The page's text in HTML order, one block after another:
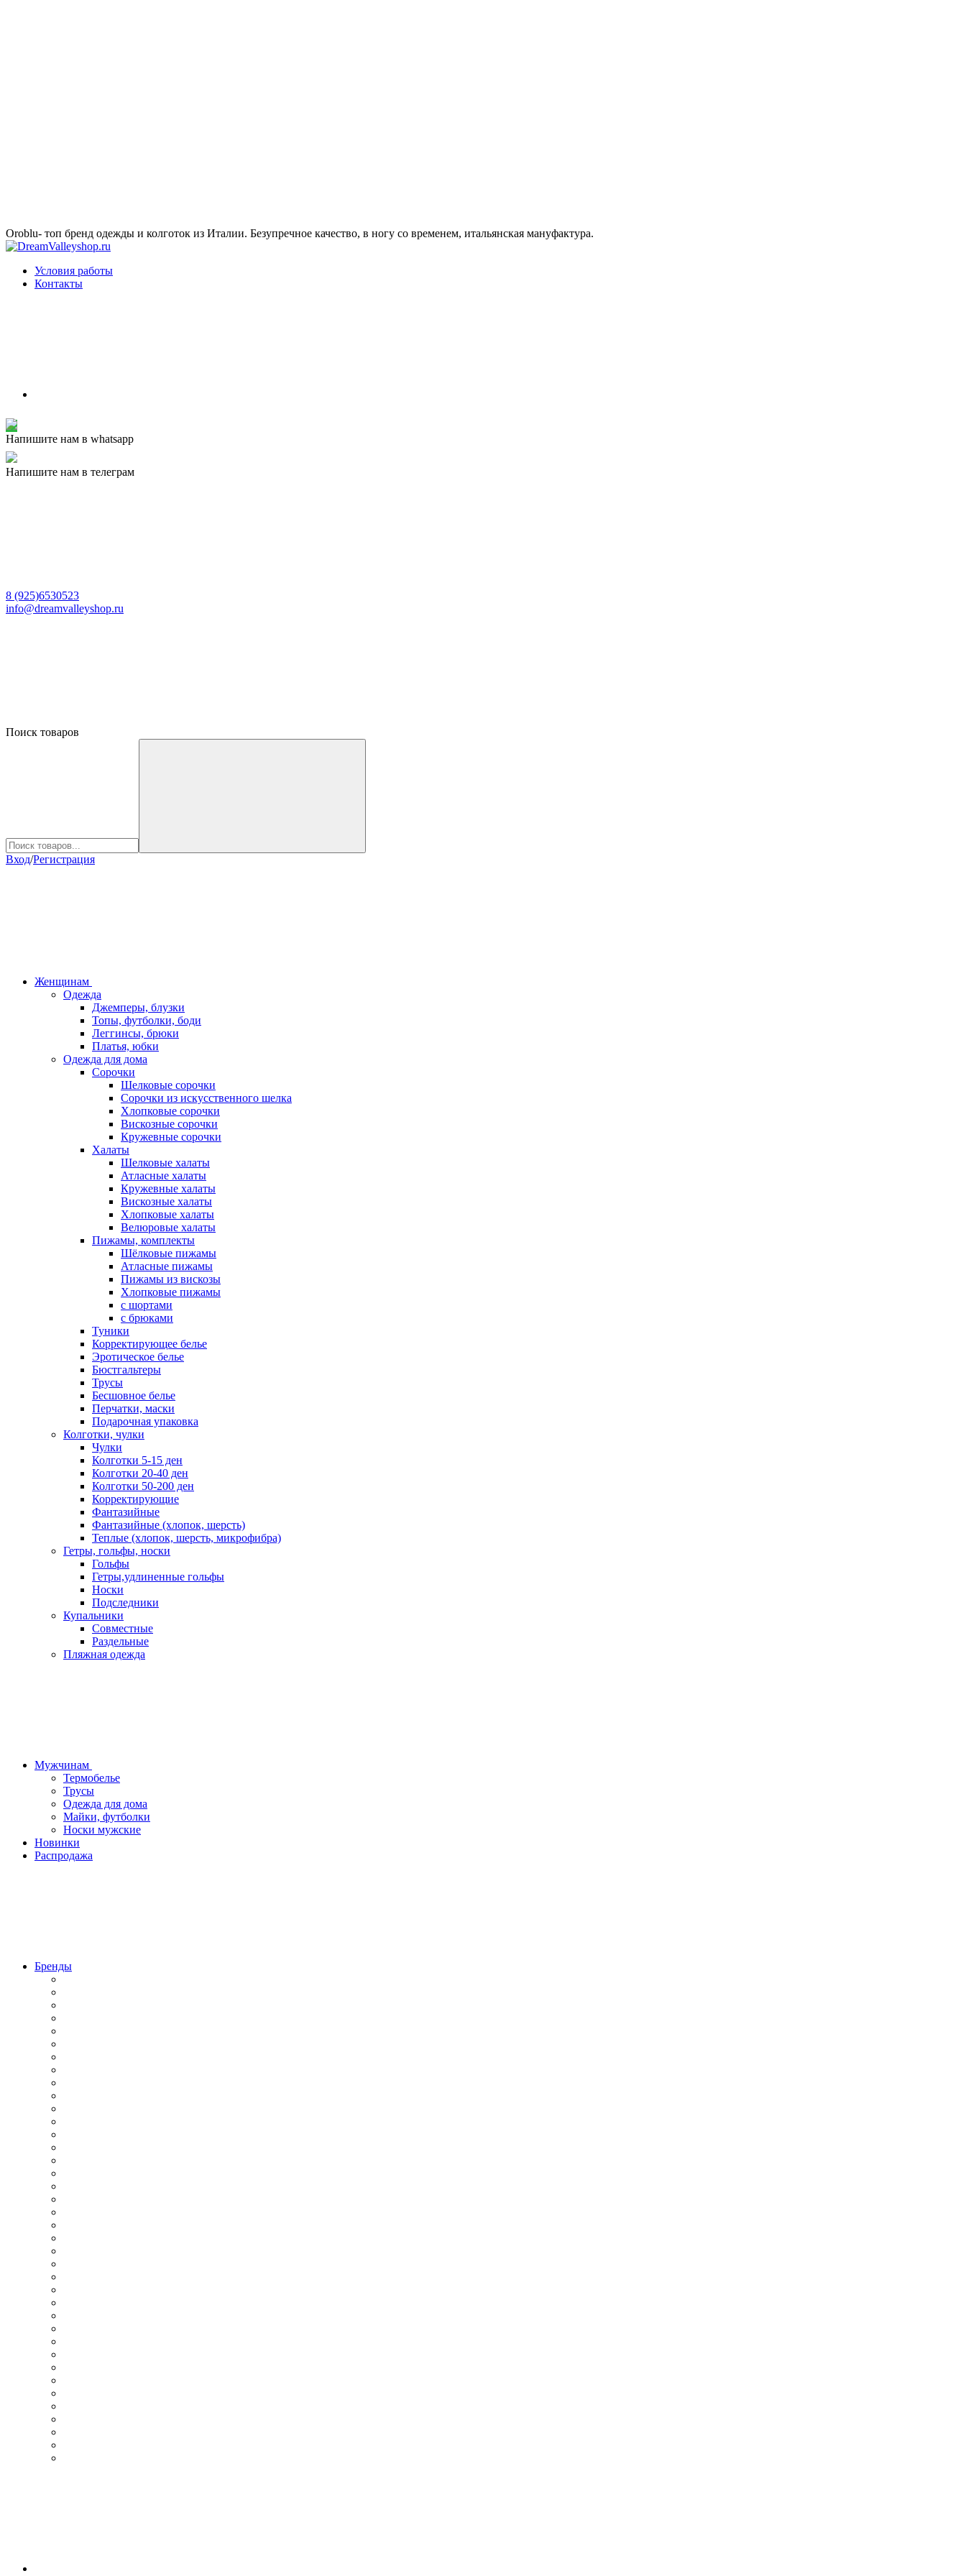
Oroblu- топ бренд одежды и колготок из Италии. Безупречное качество, в ногу со временем, итальянская мануфактура.
Условия работы
Контакты
Напишите нам в whatsapp
Напишите нам в телеграм
8 (925)6530523
info@dreamvalleyshop.ru
Поиск товаров
Вход/Регистрация
Женщинам
Одежда
Джемперы, блузки
Топы, футболки, боди
Леггинсы, брюки
Платья, юбки
Одежда для дома
Сорочки
Шелковые сорочки
Сорочки из искусственного шелка
Хлопковые сорочки
Вискозные сорочки
Кружевные сорочки
Халаты
Шелковые халаты
Атласные халаты
Кружевные халаты
Вискозные халаты
Хлопковые халаты
Велюровые халаты
Пижамы, комплекты
Шёлковые пижамы
Атласные пижамы
Пижамы из вискозы
Хлопковые пижамы
с шортами
с брюками
Туники
Корректирующее белье
Эротическое белье
Бюстгальтеры
Трусы
Бесшовное белье
Перчатки, маски
Подарочная упаковка
Колготки, чулки
Чулки
Колготки 5-15 ден
Колготки 20-40 ден
Колготки 50-200 ден
Корректирующие
Фантазийные
Фантазийные (хлопок, шерсть)
Теплые (хлопок, шерсть, микрофибра)
Гетры, гольфы, носки
Гольфы
Гетры,удлиненные гольфы
Носки
Подследники
Купальники
Совместные
Раздельные
Пляжная одежда
Мужчинам
Термобелье
Трусы
Одежда для дома
Майки, футболки
Носки мужские
Новинки
Распродажа
Бренды